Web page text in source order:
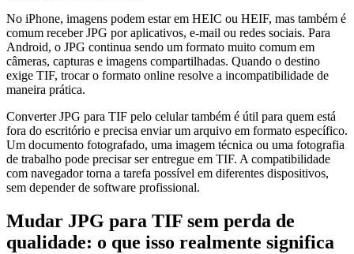
No iPhone, imagens podem estar em HEIC ou HEIF, mas também é
comum receber JPG por aplicativos, e-mail ou redes sociais. Para
Android, o JPG continua sendo um formato muito comum em
câmeras, capturas e imagens compartilhadas. Quando o destino
exige TIF, trocar o formato online resolve a incompatibilidade de
maneira prática.
Converter JPG para TIF pelo celular também é útil para quem está
fora do escritório e precisa enviar um arquivo em formato específico.
Um documento fotografado, uma imagem técnica ou uma fotografia
de trabalho pode precisar ser entregue em TIF. A compatibilidade
com navegador torna a tarefa possível em diferentes dispositivos,
sem depender de software profissional.
Mudar JPG para TIF sem perda de
qualidade: o que isso realmente significa